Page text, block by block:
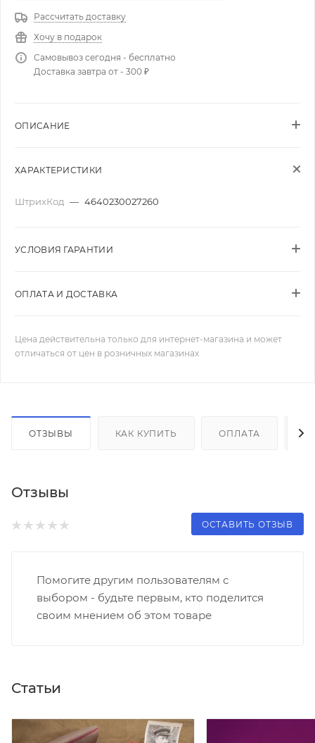
Рассчитать доставку
Хочу в подарок
Самовывоз сегодня - бесплатно
Доставка завтра от - 300 ₽
ОПИСАНИЕ
ХАРАКТЕРИСТИКИ
ШтрихКод — 4640230027260
УСЛОВИЯ ГАРАНТИИ
ОПЛАТА И ДОСТАВКА
Цена действительна только для интернет-магазина и может
отличаться от цен в розничных магазинах
ОТЗЫВЫ КАК КУПИТЬ ОПЛАТА
Отзывы
ОСТАВИТЬ ОТЗЫВ
Помогите другим пользователям с
выбором - будьте первым, кто поделится
своим мнением об этом товаре
Статьи